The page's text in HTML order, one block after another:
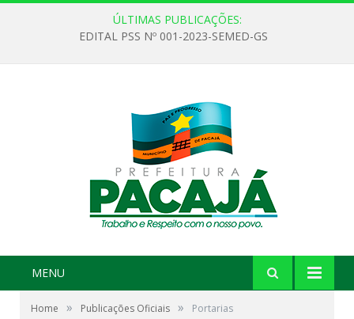
ÚLTIMAS PUBLICAÇÕES:
EDITAL PSS Nº 001-2023-SEMED-GS
MENU
Home » Publicações Oficiais » Portarias